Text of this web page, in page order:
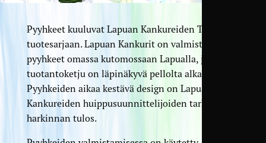
Pyyhkeet kuuluvat Lapuan Kankureiden TERVA-
tuotesarjaan. Lapuan Kankurit on valmistanut
pyyhkeet omassa kutomossaan Lapualla, ja koko
tuotantoketju on läpinäkyvä pellolta alkaen.
Pyyhkeiden aikaa kestävä design on Lapuan
Kankureiden huippusuunnittelijoiden tarkan
harkinnan tulos.